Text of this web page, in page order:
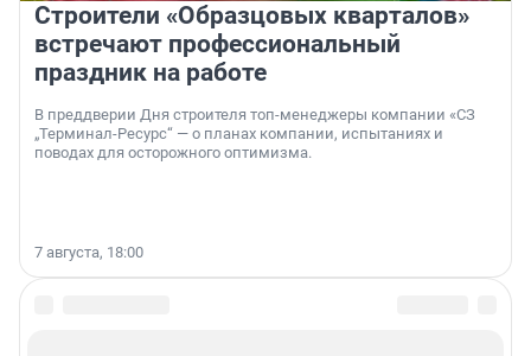
Строители «Образцовых кварталов»
встречают профессиональный
праздник на работе
В преддверии Дня строителя топ-менеджеры компании «СЗ
„Терминал-Ресурс“ — о планах компании, испытаниях и
поводах для осторожного оптимизма.
7 августа, 18:00